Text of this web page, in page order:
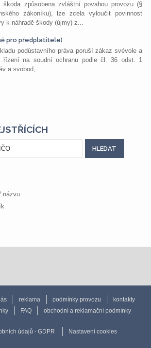
způsobena zvláštní povahou provozu (§
zákoníku), lze zcela vyloučit povinnost
k náhradě škody (újmy) z...
pro předplatitele)
podústavního práva poruší zákaz svévole a
řízení na soudní ochranu podle čl. 36 odst. 1
a svobod,...
názvu
reklama podmínky provozu
kontakty
FAQ obchodní a reklamační podmínky
údajů - GDPR Nastavení cookies